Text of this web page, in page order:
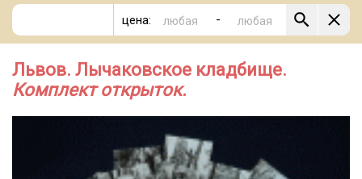
цена: -
Львов. Лычаковское кладбище.
Комплект открыток.